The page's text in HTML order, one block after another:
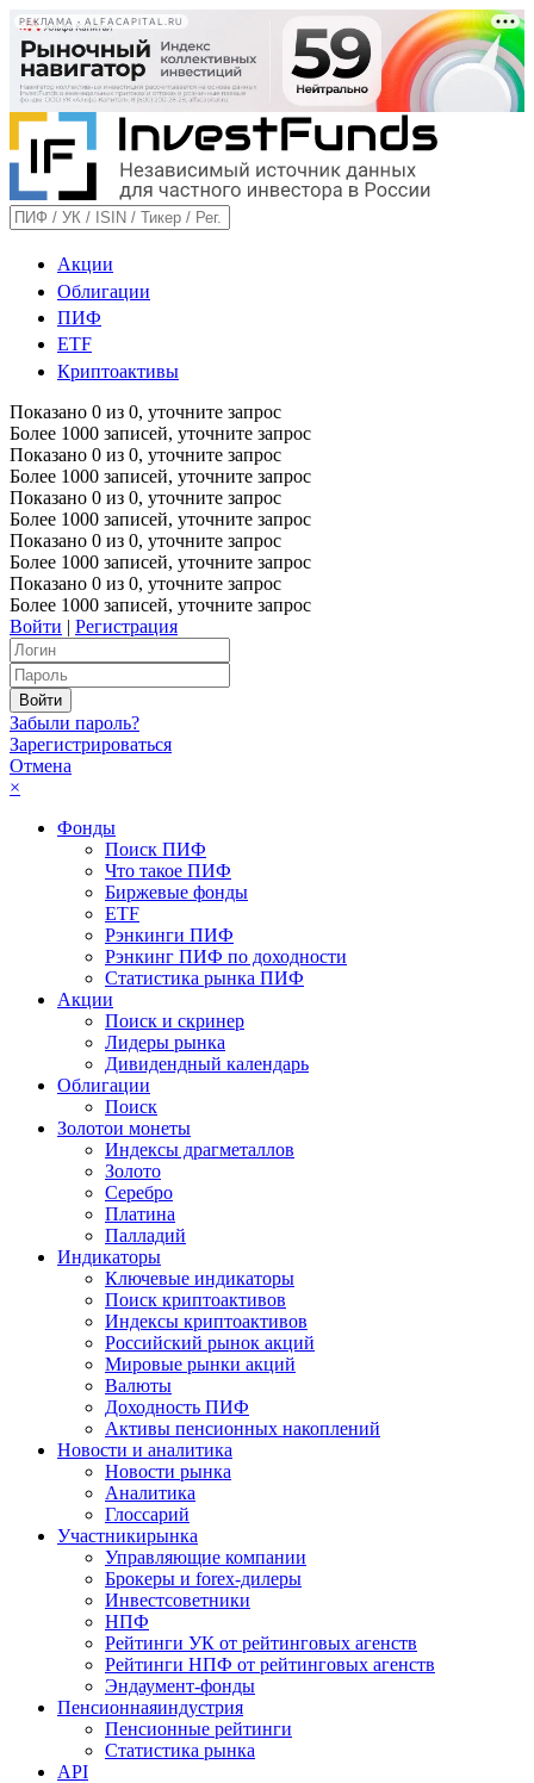
РЕКЛАМА • ALFACAPITAL.RU
Акции
Облигации
ПИФ
ETF
Криптоактивы
Показано 0 из 0, уточните запрос
Более 1000 записей, уточните запрос
Показано 0 из 0, уточните запрос
Более 1000 записей, уточните запрос
Показано 0 из 0, уточните запрос
Более 1000 записей, уточните запрос
Показано 0 из 0, уточните запрос
Более 1000 записей, уточните запрос
Показано 0 из 0, уточните запрос
Более 1000 записей, уточните запрос
Войти | Регистрация
Забыли пароль?
Зарегистрироваться
Отмена
×
Фонды
Поиск ПИФ
Что такое ПИФ
Биржевые фонды
ETF
Рэнкинги ПИФ
Рэнкинг ПИФ по доходности
Статистика рынка ПИФ
Акции
Поиск и скринер
Лидеры рынка
Дивидендный календарь
Облигации
Поиск
Золотои монеты
Индексы драгметаллов
Золото
Серебро
Платина
Палладий
Индикаторы
Ключевые индикаторы
Поиск криптоактивов
Индексы криптоактивов
Российский рынок акций
Мировые рынки акций
Валюты
Доходность ПИФ
Активы пенсионных накоплений
Новости и аналитика
Новости рынка
Аналитика
Глоссарий
Участникирынка
Управляющие компании
Брокеры и forex-дилеры
Инвестсоветники
НПФ
Рейтинги УК от рейтинговых агенств
Рейтинги НПФ от рейтинговых агенств
Эндаумент-фонды
Пенсионнаяиндустрия
Пенсионные рейтинги
Статистика рынка
API